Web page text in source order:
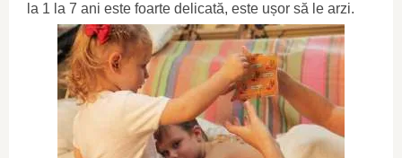
la 1 la 7 ani este foarte delicată, este ușor să le arzi.